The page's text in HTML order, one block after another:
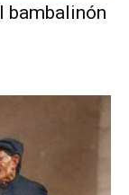
bambalinón